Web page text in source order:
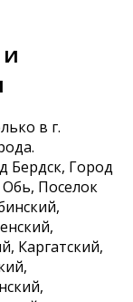
в г.
Бердск, Город
Поселок
Каргатский,